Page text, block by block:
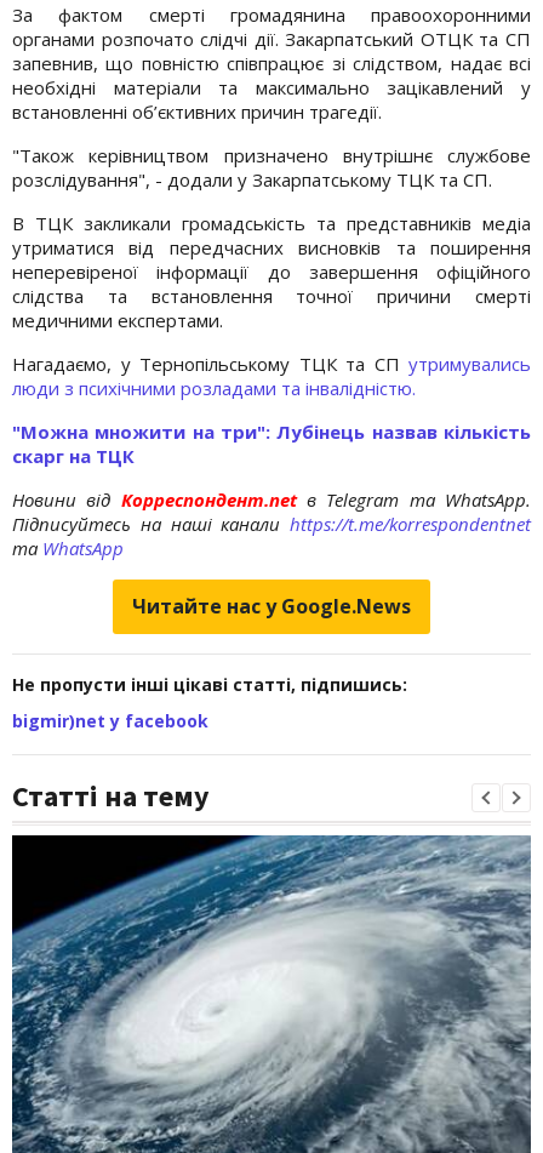
За фактом смерті громадянина правоохоронними
органами розпочато слідчі дії. Закарпатський ОТЦК та СП
запевнив, що повністю співпрацює зі слідством, надає всі
необхідні матеріали та максимально зацікавлений у
встановленні об’єктивних причин трагедії.
"Також керівництвом призначено внутрішнє службове
розслідування", - додали у Закарпатському ТЦК та СП.
В ТЦК закликали громадськість та представників медіа
утриматися від передчасних висновків та поширення
неперевіреної інформації до завершення офіційного
слідства та встановлення точної причини смерті
медичними експертами.
Нагадаємо, у Тернопільському ТЦК та СП утримувались
люди з психічними розладами та інвалідністю.
"Можна множити на три": Лубінець назвав кількість
скарг на ТЦК
Новини від Корреспондент.netв Telegram та WhatsApp.
Підписуйтесь на наші канали https://t.me/korrespondentnet
та WhatsApp
Читайте нас у Google.News
Не пропусти інші цікаві статті, підпишись:
bigmir)net у facebook
Статті на тему